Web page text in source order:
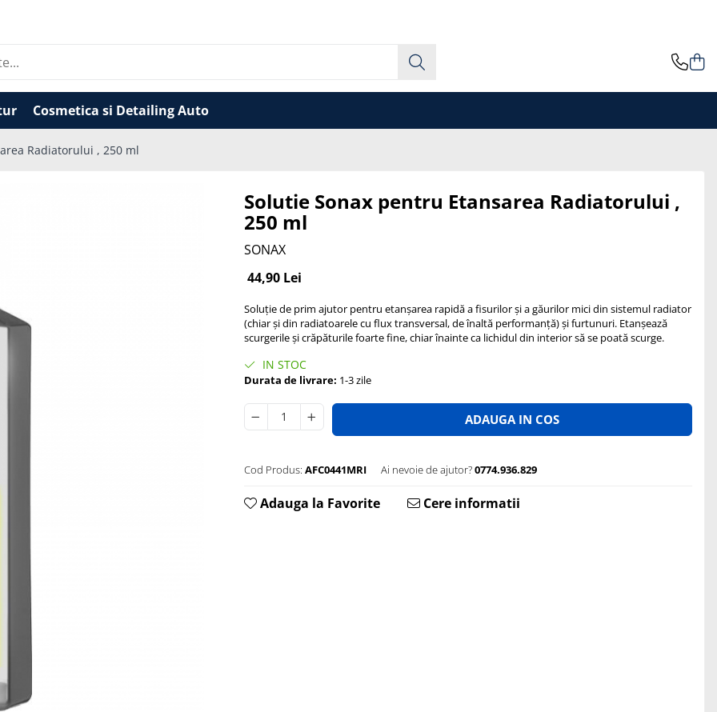
Cosmetica si Detailing Auto
Radiatorului , 250 ml
Solutie Sonax pentru Etansarea Radiatorului ,
250 ml
SONAX
44,90 Lei
Soluție de prim ajutor pentru etanșarea rapidă a fisurilor și a găurilor mici din sistemul radiator
(chiar și din radiatoarele cu flux transversal, de înaltă performanță) și furtunuri. Etanșează
scurgerile și crăpăturile foarte fine, chiar înainte ca lichidul din interior să se poată scurge.
IN STOC
Durata de livrare: 1-3 zile
ADAUGA IN COS
Cod Produs: AFC0441MRI Ai nevoie de ajutor?0774.936.829
Adauga la Favorite Cere informatii